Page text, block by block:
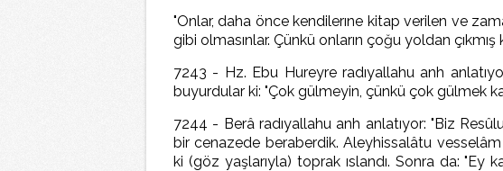
"Onlar, daha önce kendilerıne kitap verilen ve
gibi olmasınlar. Çünkü onların çoğu yoldan
7243 - Hz. Ebu Hureyre radıyallahu anh
buyurdular ki: "Çok gülmeyin, çünkü çok gülmek
7244 - Berâ radıyallahu anh anlatıyor: "Biz
bir cenazede beraberdik. Aleyhissalâtu
ki (göz yaşlarıyla) toprak ıslandı. Sonra da: "Ey